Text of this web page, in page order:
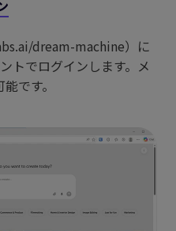
dream-machine）に
トでログインします。メ
です。